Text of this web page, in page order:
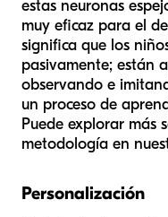
estas neuronas
muy eficaz para el
significa que los
pasivamente; están
observando e
un proceso de
Puede explorar más
metodología en
Personalización